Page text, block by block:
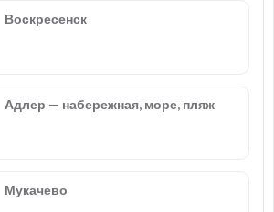
Воскресенск
Адлер — набережная, море, пляж
Мукачево